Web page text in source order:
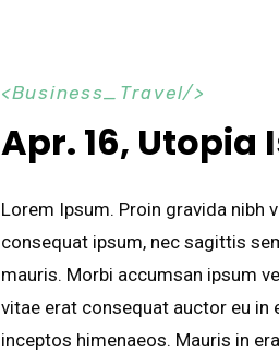
Business_Travel
Apr. 16, Utopia
Lorem Ipsum. Proin gravida nibh
consequat ipsum, nec sagittis
mauris. Morbi accumsan ipsum
vitae erat consequat auctor eu
inceptos himenaeos. Mauris in